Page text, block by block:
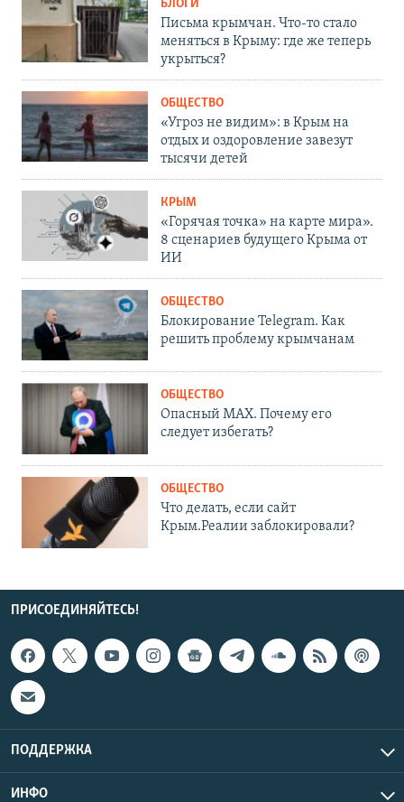
БЛОГИ
Письма крымчан. Что-то стало
меняться в Крыму: где же теперь
укрыться?
ОБЩЕСТВО
«Угроз не видим»: в Крым на
отдых и оздоровление завезут
тысячи детей
КРЫМ
«Горячая точка» на карте мира».
8 сценариев будущего Крыма от
ИИ
ОБЩЕСТВО
Блокирование Telegram. Как
решить проблему крымчанам
ОБЩЕСТВО
Опасный MAX. Почему его
следует избегать?
ОБЩЕСТВО
Что делать, если сайт
Крым.Реалии заблокировали?
ПРИСОЕДИНЯЙТЕСЬ!
ПОДДЕРЖКА
ИНФО